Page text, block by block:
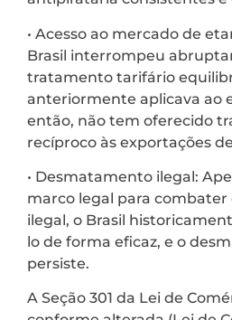
• Acesso ao mercado de
Brasil interrompeu
tratamento tarifário
anteriormente aplicava ao
então, não tem oferecido
recíproco às exportações
• Desmatamento ilegal:
marco legal para
ilegal, o Brasil
lo de forma eficaz, e o
persiste.
A Seção 301 da Lei de